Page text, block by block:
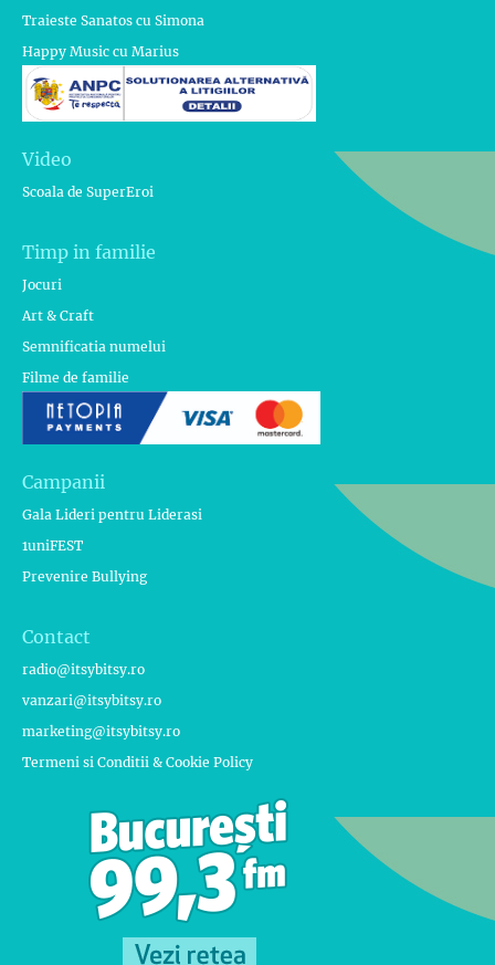
Traieste Sanatos cu Simona
Happy Music cu Marius
Video
Scoala de SuperEroi
Timp in familie
Jocuri
Art & Craft
Semnificatia numelui
Filme de familie
Campanii
Gala Lideri pentru Liderasi
1uniFEST
Prevenire Bullying
Contact
radio@itsybitsy.ro
vanzari@itsybitsy.ro
marketing@itsybitsy.ro
Termeni si Conditii & Cookie Policy